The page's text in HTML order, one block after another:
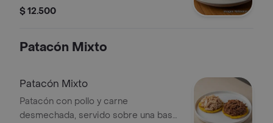
$ 12.500
Patacón Mixto
Patacón Mixto
Patacón con pollo y carne
desmechada, servido sobre una base